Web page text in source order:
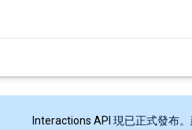
Interactions API 現已正式發布